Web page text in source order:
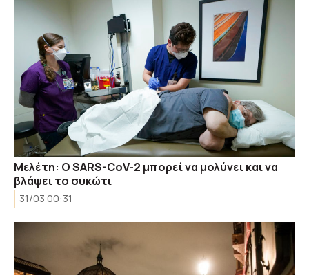
Μελέτη: Ο SARS-CoV-2 μπορεί να μολύνει και να
βλάψει το συκώτι
31/03 00:31